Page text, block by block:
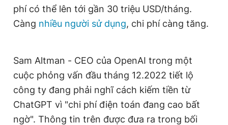
m
e
phí có thể lên tới gần 30 triệu USD/tháng.
Càng nhiều người sử dụng, chi phí càng tăng.
Sam Altman - CEO của OpenAI trong một
cuộc phỏng vấn đầu tháng 12.2022 tiết lộ
công ty đang phải nghĩ cách kiếm tiền từ
ChatGPT vì "chi phí điện toán đang cao bất
ngờ". Thông tin trên được đưa ra trong bối